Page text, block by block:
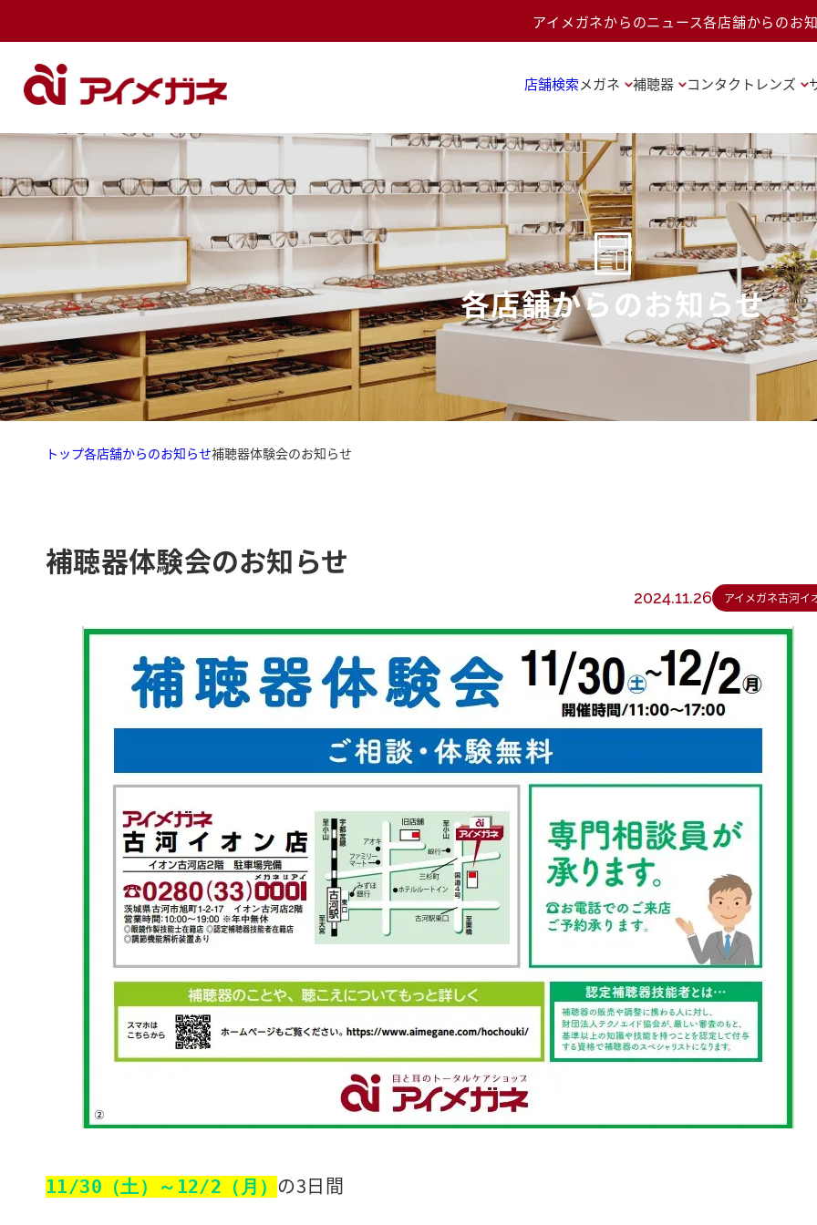
アイメガネからのニュース各店舗からのお
店舗検索メガネ 補聴器 コンタクトレンズ
各店舗からのお知らせ
トップ各店舗からのお知らせ補聴器体験会のお知らせ
補聴器体験会のお知らせ
2024.11.26 アイメガネ古河イ
11/30（土）～12/2（月） の3日間